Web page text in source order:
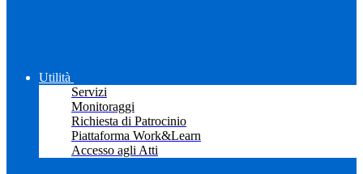
Utilità
Servizi
Monitoraggi
Richiesta di Patrocinio
Piattaforma Work&Learn
Accesso agli Atti